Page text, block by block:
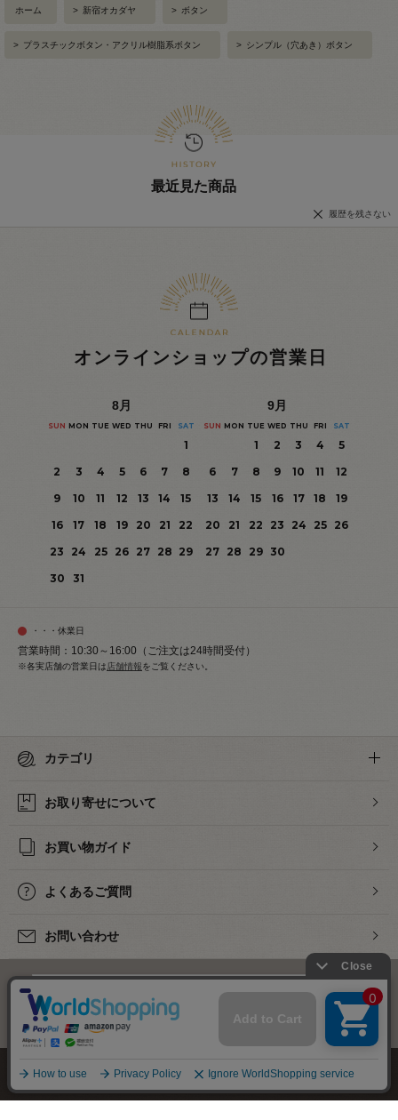
ホーム > 新宿オカダヤ > ボタン
> プラスチックボタン・アクリル樹脂系ボタン > シンプル（穴あき）ボタン
最近見た商品
履歴を残さない
オンラインショップの営業日
8月
SUN MON TUE WED THU FRI SAT
1
2
3 4 5 6 7
8
9
10 11 12 13 14
15
16
17 18 19 20 21
22
23
24 25 26 27 28 29
30
31
9月
SUN MON TUE WED THU FRI SAT
1 2 3 4
5
6
7 8 9 10 11
12
13
14 15 16 17 18
19
20
21 22 23 24 25
26
27 28 29 30
・・・休業日
営業時間：10:30～16:00（ご注文は24時間受付）
※各実店舗の営業日は 店舗情報をご覧ください。
カテゴリ
お取り寄せについて
お買い物ガイド
よくあるご質問
お問い合わせ
下着・ランジェリーの専門店
株式会社オカダヤ 会社概要 採用情報